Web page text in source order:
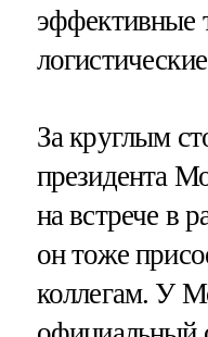
эффективные
За круглым
президента
на встрече в
он тоже
коллегам. У